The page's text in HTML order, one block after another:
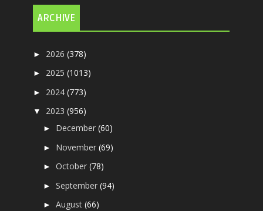
ARCHIVE
► 2026(378)
► 2025(1013)
► 2024(773)
▼ 2023(956)
► December(60)
► November(69)
►October(78)
►September(94)
►August(66)